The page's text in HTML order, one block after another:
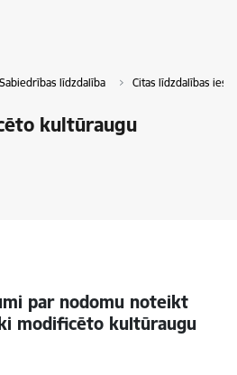
Sabiedrības līdzdalība Citas līdzdalības
kultūraugu
par nodomu noteikt
modificēto kultūraugu